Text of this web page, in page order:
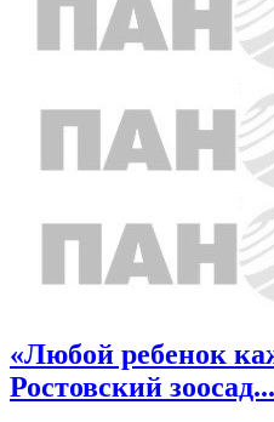
«Любой ребенок
Ростовский